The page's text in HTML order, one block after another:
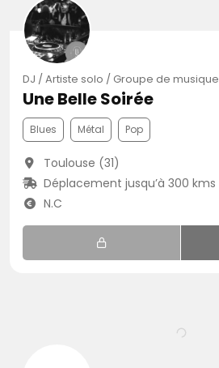
DJ / Artiste solo / Groupe de musique
Une Belle Soirée
Blues Métal Pop
Toulouse (31)
Déplacement jusqu’à 300 kms
N.C